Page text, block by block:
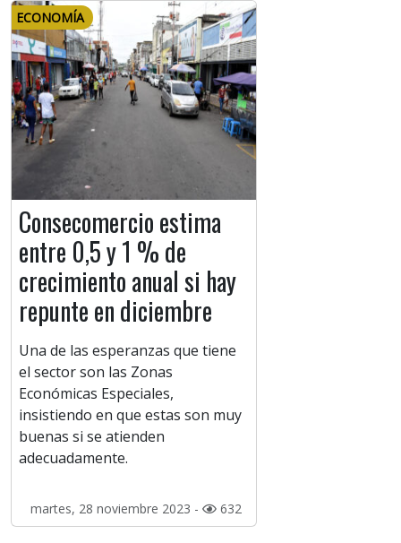
ECONOMÍA
Consecomercio estima
entre 0,5 y 1 % de
crecimiento anual si hay
repunte en diciembre
Una de las esperanzas que tiene
el sector son las Zonas
Económicas Especiales,
insistiendo en que estas son muy
buenas si se atienden
adecuadamente.
martes, 28 noviembre 2023 - 632